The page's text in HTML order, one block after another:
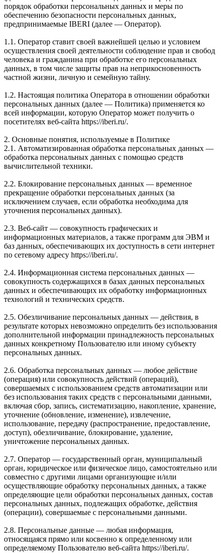
порядок обработки персональных данных и меры по
обеспечению безопасности персональных данных,
предпринимаемые IBERI (далее — Оператор).
1.1. Оператор ставит своей важнейшей целью и условием
осуществления своей деятельности соблюдение прав и свобод
человека и гражданина при обработке его персональных
данных, в том числе защиты прав на неприкосновенность
частной жизни, личную и семейную тайну.
1.2. Настоящая политика Оператора в отношении обработки
персональных данных (далее — Политика) применяется ко
всей информации, которую Оператор может получить о
посетителях веб-сайта https://iberi.ru/.
2. Основные понятия, используемые в Политике
2.1. Автоматизированная обработка персональных данных —
обработка персональных данных с помощью средств
вычислительной техники.
2.2. Блокирование персональных данных — временное
прекращение обработки персональных данных (за
исключением случаев, если обработка необходима для
уточнения персональных данных).
2.3. Веб-сайт — совокупность графических и
информационных материалов, а также программ для ЭВМ и
баз данных, обеспечивающих их доступность в сети интернет
по сетевому адресу https://iberi.ru/.
2.4. Информационная система персональных данных —
совокупность содержащихся в базах данных персональных
данных и обеспечивающих их обработку информационных
технологий и технических средств.
2.5. Обезличивание персональных данных — действия, в
результате которых невозможно определить без использования
дополнительной информации принадлежность персональных
данных конкретному Пользователю или иному субъекту
персональных данных.
2.6. Обработка персональных данных — любое действие
(операция) или совокупность действий (операций),
совершаемых с использованием средств автоматизации или
без использования таких средств с персональными данными,
включая сбор, запись, систематизацию, накопление, хранение,
уточнение (обновление, изменение), извлечение,
использование, передачу (распространение, предоставление,
доступ), обезличивание, блокирование, удаление,
уничтожение персональных данных.
2.7. Оператор — государственный орган, муниципальный
орган, юридическое или физическое лицо, самостоятельно или
совместно с другими лицами организующие и/или
осуществляющие обработку персональных данных, а также
определяющие цели обработки персональных данных, состав
персональных данных, подлежащих обработке, действия
(операции), совершаемые с персональными данными.
2.8. Персональные данные — любая информация,
относящаяся прямо или косвенно к определенному или
определяемому Пользователю веб-сайта https://iberi.ru/.